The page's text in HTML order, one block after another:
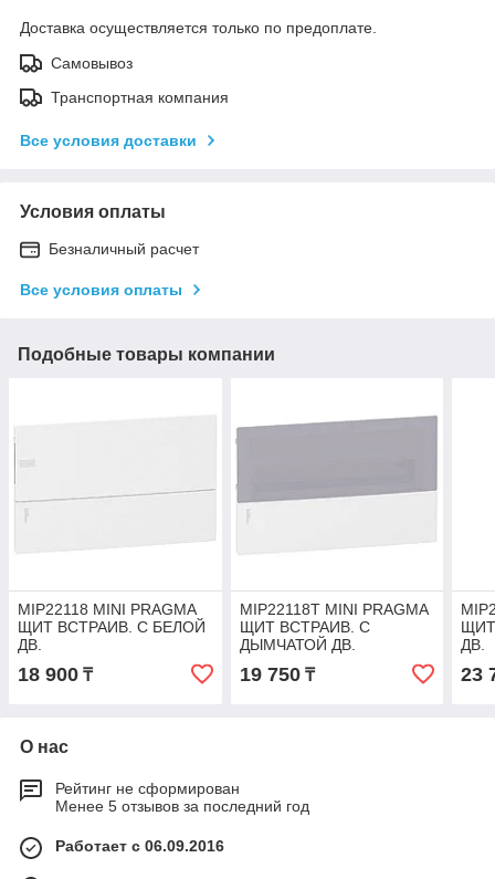
Доставка осуществляется только по предоплате.
Самовывоз
Транспортная компания
Все условия доставки
Условия оплаты
Безналичный расчет
Все условия оплаты
Подобные товары компании
MIP22118 MINI PRAGMA
ЩИТ ВСТРАИВ. С БЕЛОЙ
ДВ.
1РЯД/18МОД,IP40,IK07,63А,2
клеммы,Италия
18 900 ₸
MIP22118T MINI PRAGMA
ЩИТ ВСТРАИВ. С
ДЫМЧАТОЙ ДВ.
1РЯД/18МОД,IP40,IK07,63А,2
клеммы,Италия
19 750₸
ДВ.
23
О нас
Рейтинг не сформирован
Менее 5 отзывов за последний год
Работает с 06.09.2016